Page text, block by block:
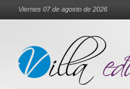
Viernes 07 de agosto de 2026